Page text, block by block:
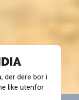
der dere bor i
like utenfor